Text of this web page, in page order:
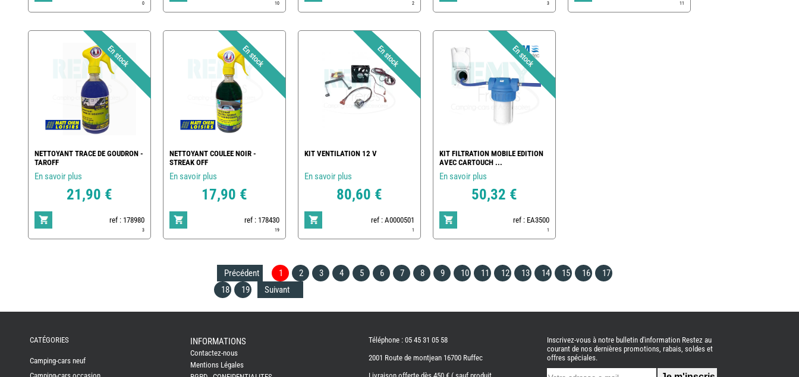
0 10 2 3 11
NETTOYANT TRACE DE GOUDRON -
TAROFF
En savoir plus
21,90 €
ref : 178980
3
NETTOYANT COULEE NOIR -
STREAK OFF
En savoir plus
17,90 €
ref : 178430
19
KIT VENTILATION 12 V
En savoir plus
80,60 €
ref : A0000501
1
KIT FILTRATION MOBILE EDITION
AVEC CARTOUCH ...
En savoir plus
50,32 €
ref : EA3500
1
Précédent 1 2 3 4 5 6 7 8 9 10 11 12 13 14 15 16
17
18
19 Suivant
FRERESCATÉGORIES
Camping-cars neuf
INFORMATIONS
Contactez-nous
Mentions Légales
Téléphone : 05 45 31 05 58
2001 Route de montjean 16700 Ruffec
Inscrivez-vous à notre bulletin d'information Restez au
courant de nos dernières promotions, rabais, soldes et
offres spéciales.